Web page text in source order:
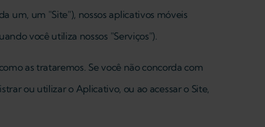
um, um "Site"), nossos aplicativos móveis
você utiliza nossos "Serviços").
as trataremos. Se você não concorda com
ou utilizar o Aplicativo, ou ao acessar o Site,